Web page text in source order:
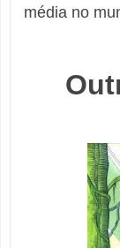
média no